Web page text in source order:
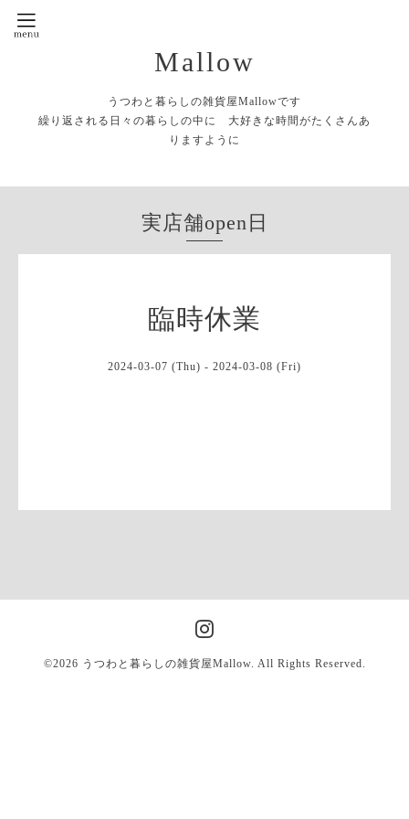
Mallow
うつわと暮らしの雑貨屋Mallowです
繰り返される日々の暮らしの中に 大好きな時間がたくさんあ
りますように
実店舗open日
臨時休業
2024-03-07 (Thu) - 2024-03-08 (Fri)
©2026 うつわと暮らしの雑貨屋Mallow. All Rights Reserved.